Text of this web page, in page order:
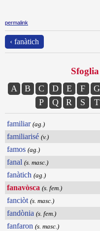
permalink
‹ fanàtich
A B C D E F G
P
Q R S T
familiar (ag.)
familiarisé (v.)
famos (ag.)
fanal (s. masc.)
fanàtich (ag.)
fanavòsca (s. fem.)
fanciòt (s. masc.)
fandònia (s. fem.)
fanfaron (s. masc.)